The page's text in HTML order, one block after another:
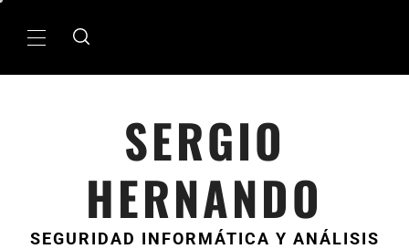
MenÃº
SERGIO
HERNANDO
SEGURIDAD INFORMÁTICA Y ANÁLISIS